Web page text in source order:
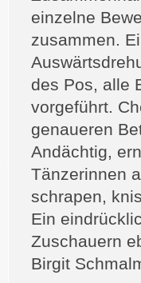
einzelne
zusammen.
des Pos, alle
vorgeführt.
genaueren
Andächtig,
Tänzerinnen
schrapen,
Ein
Zuschauern
Birgit